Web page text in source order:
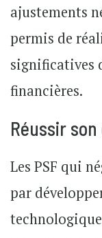
ajustements
permis de
significatives
financières.
Réussir
Les PSF qui
par